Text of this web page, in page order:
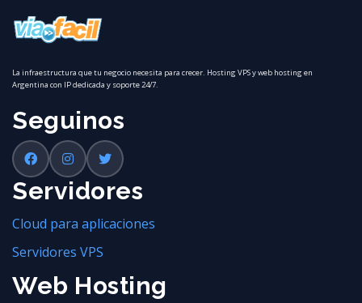
La infraestructura que tu negocio necesita para crecer. Hosting VPS y web hosting en
Argentina con IP dedicada y soporte 24/7.
Seguinos
Servidores
Cloud para aplicaciones
Servidores VPS
Web Hosting